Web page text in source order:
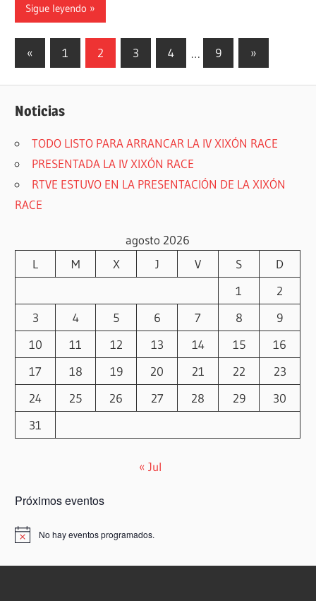
Sigue leyendo
Paginación
entradas
« Entradas
anteriores
1 2 3 4 … 9
Siguientes
entradas
»
Noticias
TODO LISTO PARA ARRANCAR LA IV XIXÓN RACE
PRESENTADA LA IV XIXÓN RACE
RTVE ESTUVO EN LA PRESENTACIÓN DE LA XIXÓN
RACE
agosto 2026
L
M X J V S
D
1
2
3
4 5 6 7 8
9
10
11 12 13 14 15
16
17
18 19 20 21 22
23
24
25 26 27 28 29
30
31
« Jul
Próximos eventos
Aviso No hay eventos programados.